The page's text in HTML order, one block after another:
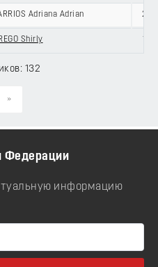
Adriana Adrian 25
Shirly 19
132
»
Федерации
информацию